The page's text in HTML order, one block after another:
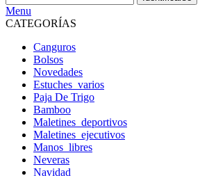
Menu
CATEGORÍAS
Canguros
Bolsos
Novedades
Estuches_varios
Paja De Trigo
Bamboo
Maletines_deportivos
Maletines_ejecutivos
Manos_libres
Neveras
Navidad